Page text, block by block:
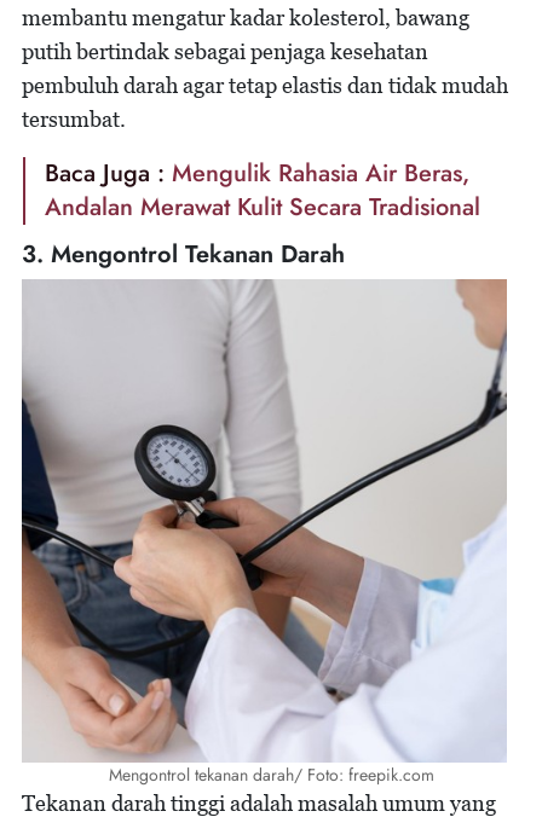
membantu mengatur kadar kolesterol, bawang
putih bertindak sebagai penjaga kesehatan
pembuluh darah agar tetap elastis dan tidak mudah
tersumbat.
Baca Juga : Mengulik Rahasia Air Beras,
Andalan Merawat Kulit Secara Tradisional
3. Mengontrol Tekanan Darah
Mengontrol tekanan darah/ Foto: freepik.com
Tekanan darah tinggi adalah masalah umum yang